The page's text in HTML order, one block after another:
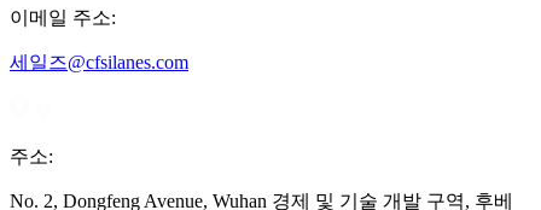
이메일 주소:
세일즈@cfsilanes.com
주소:
No. 2, Dongfeng Avenue, Wuhan 경제 및 기술 개발 구역, 후베